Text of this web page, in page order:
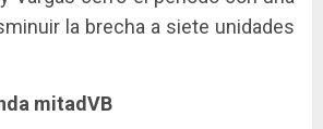
la brecha a siete unidades
mitadVB